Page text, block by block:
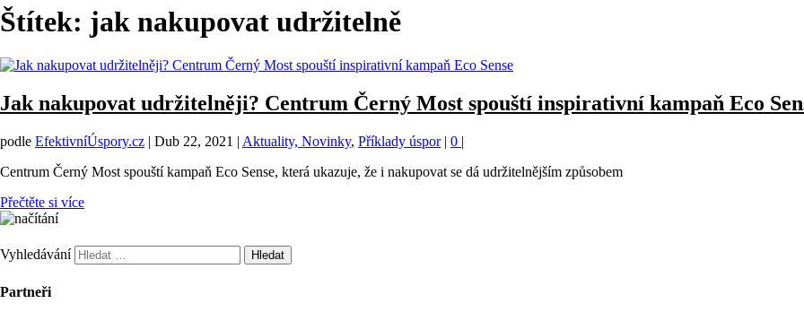
Štítek: jak nakupovat udržitelně
Jak nakupovat udržitelněji? Centrum Černý Most spouští inspirativní kampaň Eco
podle EfektivníÚspory.cz | Dub 22, 2021 | Aktuality, Novinky, Příklady úspor| 0 |
Centrum Černý Most spouští kampaň Eco Sense, která ukazuje, že i nakupovat se dá udržitelnějším způsobem
Přečtěte si více
Vyhledávání
Partneři